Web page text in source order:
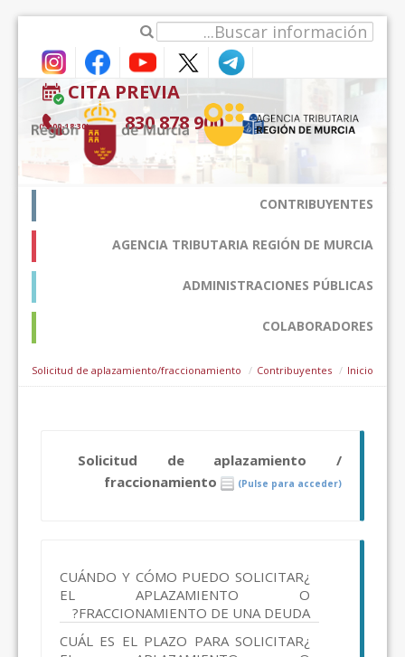
CITA PREVIA
900 878 830
(9:00-18:30*)
CONTRIBUYENTES
AGENCIA TRIBUTARIA REGIÓN DE MURCIA
ADMINISTRACIONES PÚBLICAS
COLABORADORES
Inicio
Contribuyentes
Solicitud de aplazamiento/fraccionamiento
Solicitud de aplazamiento /
fraccionamiento
(Pulse para acceder)
¿CUÁNDO Y CÓMO PUEDO SOLICITAR
EL APLAZAMIENTO O
FRACCIONAMIENTO DE UNA DEUDA?
¿CUÁL ES EL PLAZO PARA SOLICITAR